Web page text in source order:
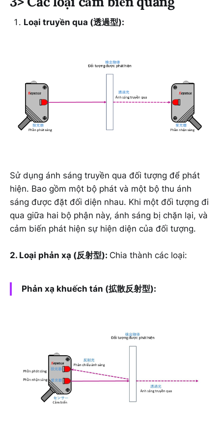
Loại truyền qua (透過型):
Sử dụng ánh sáng truyền qua đối tượng để phát
hiện. Bao gồm một bộ phát và một bộ thu ánh
sáng được đặt đối diện nhau. Khi một đối tượng đi
qua giữa hai bộ phận này, ánh sáng bị chặn lại, và
cảm biến phát hiện sự hiện diện của đối tượng.
2. Loại phản xạ (反射型): Chia thành các loại:
Phản xạ khuếch tán (拡散反射型):